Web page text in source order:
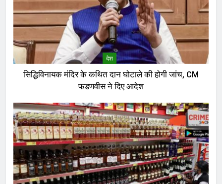
देश
सिद्धिविनायक मंदिर के कथित दान घोटाले की होगी जांच, CM
फडणवीस ने दिए आदेश